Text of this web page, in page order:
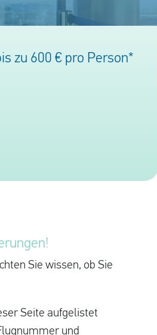
zu 600 € pro Person*
Sie wissen, ob Sie
Seite aufgelistet
und